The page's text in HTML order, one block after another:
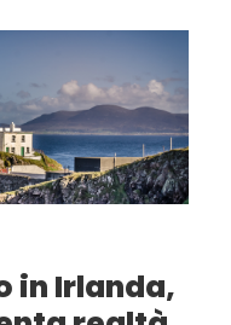
in Irlanda,